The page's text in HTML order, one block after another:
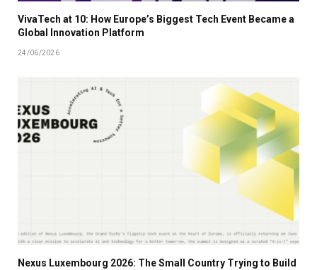
VivaTech at 10: How Europe’s Biggest Tech Event Became a
Global Innovation Platform
24/06/2026
Nexus Luxembourg 2026: The Small Country Trying to Build